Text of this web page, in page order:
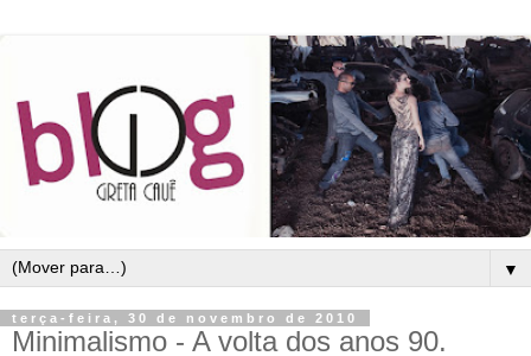
▼
terça-feira, 30 de novembro de 2010
Minimalismo - A volta dos anos 90.